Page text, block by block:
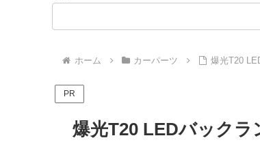
ホーム カーパーツ 爆光T20
PR
爆光T20 LEDバックラ